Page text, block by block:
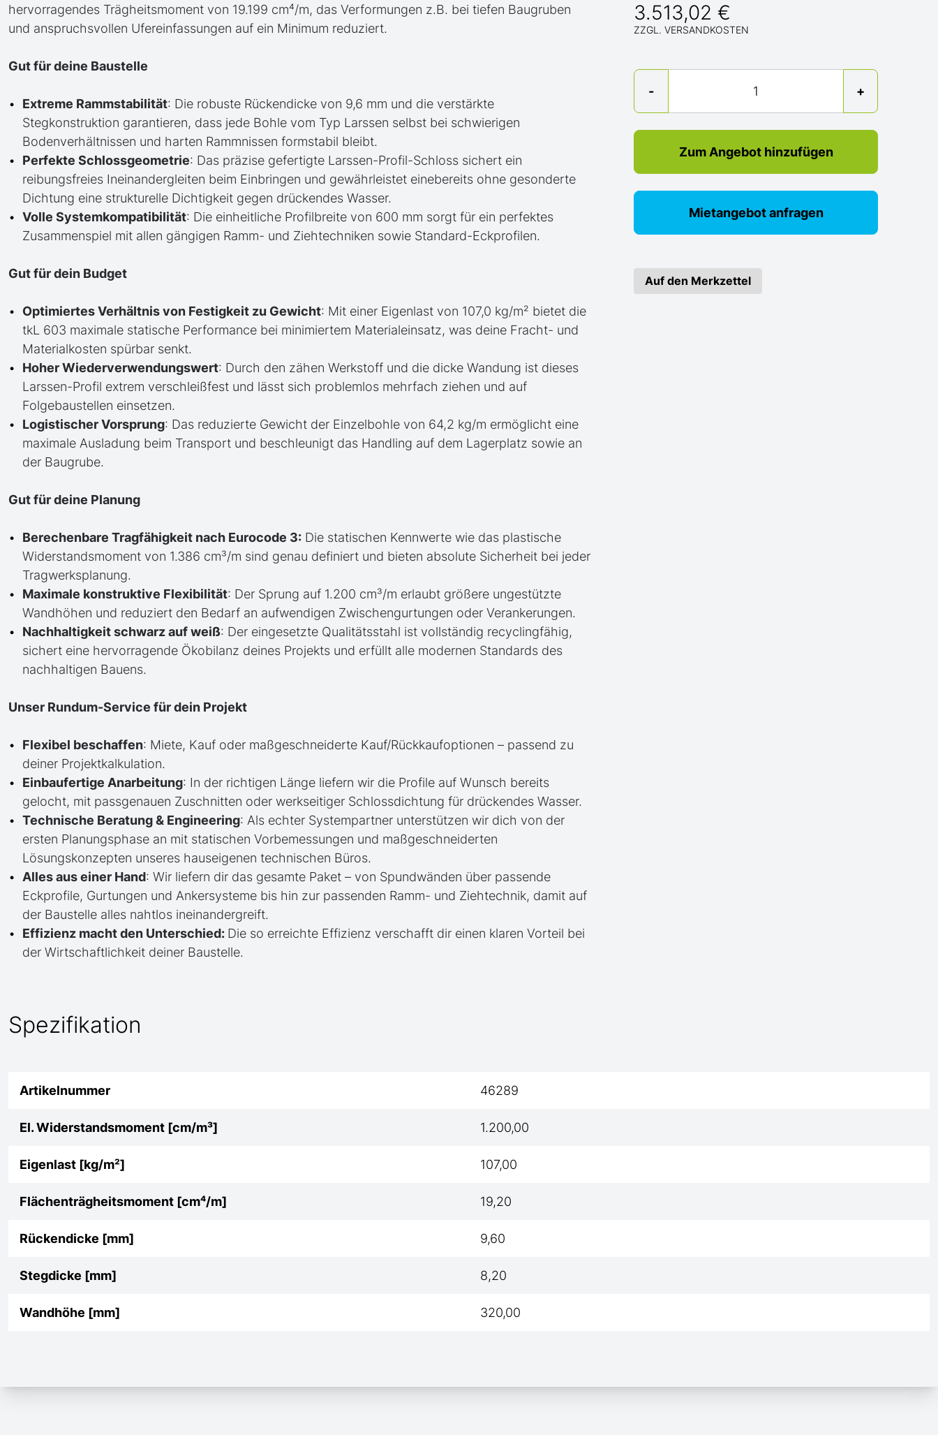
hervorragendes Trägheitsmoment von 19.199 cm⁴/m, das Verformungen z.B. bei tiefen Baugruben
und anspruchsvollen Ufereinfassungen auf ein Minimum reduziert.
Gut für deine Baustelle
Extreme Rammstabilität: Die robuste Rückendicke von 9,6 mm und die verstärkte
Stegkonstruktion garantieren, dass jede Bohle vom Typ Larssen selbst bei schwierigen
Bodenverhältnissen und harten Rammnissen formstabil bleibt.
Perfekte Schlossgeometrie: Das präzise gefertigte Larssen-Profil-Schloss sichert ein
reibungsfreies Ineinandergleiten beim Einbringen und gewährleistet einebereits ohne gesonderte
Dichtung eine strukturelle Dichtigkeit gegen drückendes Wasser.
Volle Systemkompatibilität: Die einheitliche Profilbreite von 600 mm sorgt für ein perfektes
Zusammenspiel mit allen gängigen Ramm- und Ziehtechniken sowie Standard-Eckprofilen.
Gut für dein Budget
Optimiertes Verhältnis von Festigkeit zu Gewicht: Mit einer Eigenlast von 107,0 kg/m² bietet die
tkL 603 maximale statische Performance bei minimiertem Materialeinsatz, was deine Fracht- und
Materialkosten spürbar senkt.
Hoher Wiederverwendungswert: Durch den zähen Werkstoff und die dicke Wandung ist dieses
Larssen-Profil extrem verschleißfest und lässt sich problemlos mehrfach ziehen und auf
Folgebaustellen einsetzen.
Logistischer Vorsprung: Das reduzierte Gewicht der Einzelbohle von 64,2 kg/m ermöglicht eine
maximale Ausladung beim Transport und beschleunigt das Handling auf dem Lagerplatz sowie an
der Baugrube.
Gut für deine Planung
Berechenbare Tragfähigkeit nach Eurocode 3: Die statischen Kennwerte wie das plastische
Widerstandsmoment von 1.386 cm³/m sind genau definiert und bieten absolute Sicherheit bei jeder
Tragwerksplanung.
Maximale konstruktive Flexibilität: Der Sprung auf 1.200 cm³/m erlaubt größere ungestützte
Wandhöhen und reduziert den Bedarf an aufwendigen Zwischengurtungen oder Verankerungen.
Nachhaltigkeit schwarz auf weiß: Der eingesetzte Qualitätsstahl ist vollständig recyclingfähig,
sichert eine hervorragende Ökobilanz deines Projekts und erfüllt alle modernen Standards des
nachhaltigen Bauens.
Unser Rundum-Service für dein Projekt
Flexibel beschaffen: Miete, Kauf oder maßgeschneiderte Kauf/Rückkaufoptionen – passend zu
deiner Projektkalkulation.
Einbaufertige Anarbeitung: In der richtigen Länge liefern wir die Profile auf Wunsch bereits
gelocht, mit passgenauen Zuschnitten oder werkseitiger Schlossdichtung für drückendes Wasser.
Technische Beratung & Engineering: Als echter Systempartner unterstützen wir dich von der
ersten Planungsphase an mit statischen Vorbemessungen und maßgeschneiderten
Lösungskonzepten unseres hauseigenen technischen Büros.
Alles aus einer Hand: Wir liefern dir das gesamte Paket – von Spundwänden über passende
Eckprofile, Gurtungen und Ankersysteme bis hin zur passenden Ramm- und Ziehtechnik, damit auf
der Baustelle alles nahtlos ineinandergreift.
Effizienz macht den Unterschied: Die so erreichte Effizienz verschafft dir einen klaren Vorteil bei
der Wirtschaftlichkeit deiner Baustelle.
3.513,02 €
ZZGL. VERSANDKOSTEN
-
Menge
+
Zum Angebot hinzufügen
Mietangebot anfragen
Auf den Merkzettel
Spezifikation
Artikelnummer 46289
El. Widerstandsmoment [cm/m³] 1.200,00
Eigenlast [kg/m²] 107,00
Flächenträgheitsmoment [cm⁴/m] 19,20
Rückendicke [mm] 9,60
Stegdicke [mm] 8,20
Wandhöhe [mm] 320,00